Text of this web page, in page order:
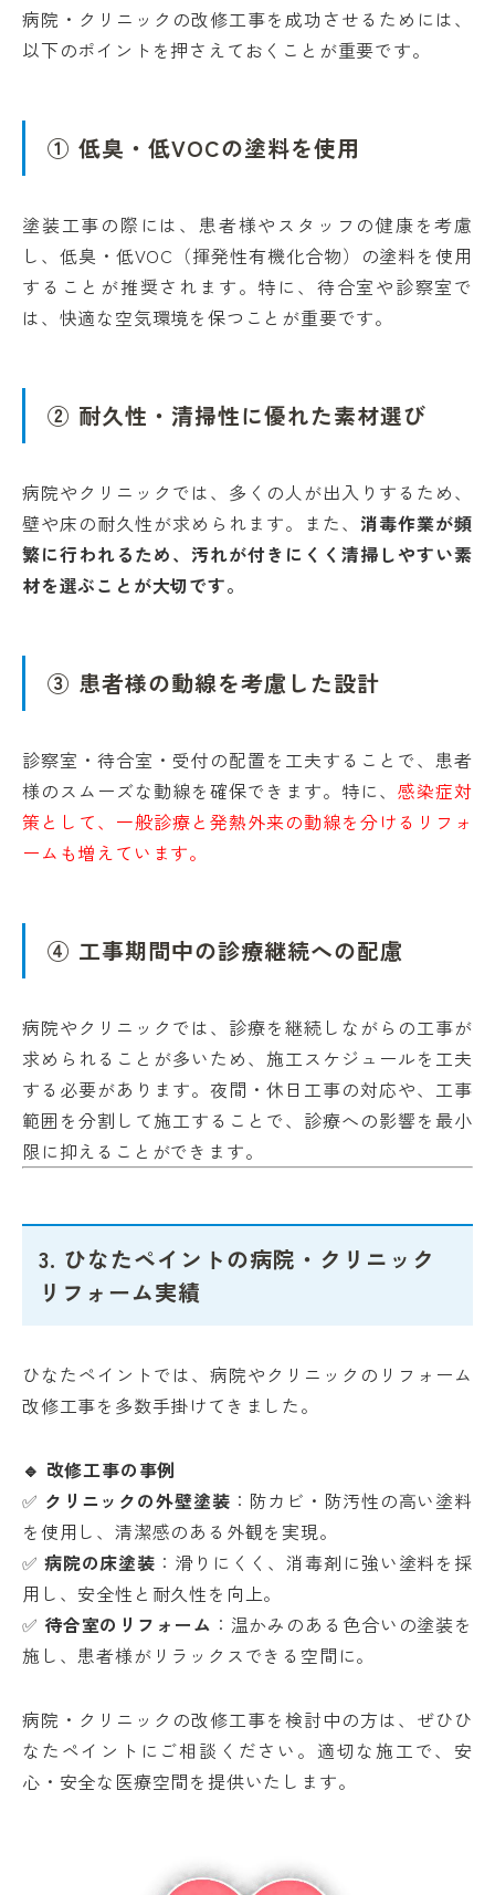
病院・クリニックの改修工事を成功させるためには、
以下のポイントを押さえておくことが重要です。
① 低臭・低VOCの塗料を使用
塗装工事の際には、患者様やスタッフの健康を考慮
し、低臭・低VOC（揮発性有機化合物）の塗料を使用
することが推奨されます。特に、待合室や診察室で
は、快適な空気環境を保つことが重要です。
② 耐久性・清掃性に優れた素材選び
病院やクリニックでは、多くの人が出入りするため、
壁や床の耐久性が求められます。また、消毒作業が頻
繁に行われるため、汚れが付きにくく清掃しやすい素
材を選ぶことが大切です。
③ 患者様の動線を考慮した設計
診察室・待合室・受付の配置を工夫することで、患者
様のスムーズな動線を確保できます。特に、感染症対
策として、一般診療と発熱外来の動線を分けるリフォ
ームも増えています。
④ 工事期間中の診療継続への配慮
病院やクリニックでは、診療を継続しながらの工事が
求められることが多いため、施工スケジュールを工夫
する必要があります。夜間・休日工事の対応や、工事
範囲を分割して施工することで、診療への影響を最小
限に抑えることができます。
3. ひなたペイントの病院・クリニック
リフォーム実績
ひなたペイントでは、病院やクリニックのリフォーム
改修工事を多数手掛けてきました。
🔹 改修工事の事例
✅ クリニックの外壁塗装 ：防カビ・防汚性の高い塗料
を使用し、清潔感のある外観を実現。
✅ 病院の床塗装 ：滑りにくく、消毒剤に強い塗料を採
用し、安全性と耐久性を向上。
✅ 待合室のリフォーム ：温かみのある色合いの塗装を
施し、患者様がリラックスできる空間に。
病院・クリニックの改修工事を検討中の方は、ぜひひ
なたペイントにご相談ください。適切な施工で、安
心・安全な医療空間を提供いたします。